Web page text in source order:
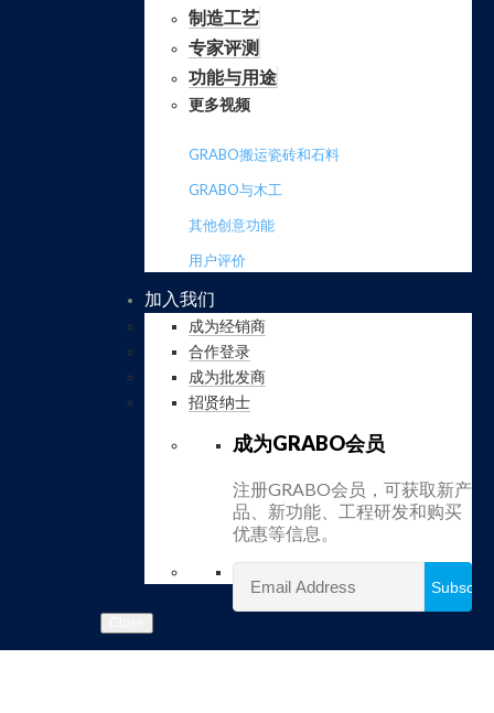
制造工艺
专家评测
功能与用途
更多视频
GRABO搬运瓷砖和石料
GRABO与木工
其他创意功能
用户评价
加入我们
成为经销商
合作登录
成为批发商
招贤纳士
成为GRABO会员
注册GRABO会员，可获取新产
品、新功能、工程研发和购买
优惠等信息。